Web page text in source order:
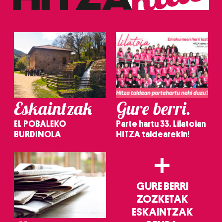
erabiltzeko baimen esplizitua ematen diguzu. Gehiago
Eskaintzak
EL POBALEKO
BURDINOLA
Gure berri.
Parte hartu 33. Lilatoian
HITZA taldearekin!
+
GURE BERRI
ZOZKETAK
ESKAINTZAK